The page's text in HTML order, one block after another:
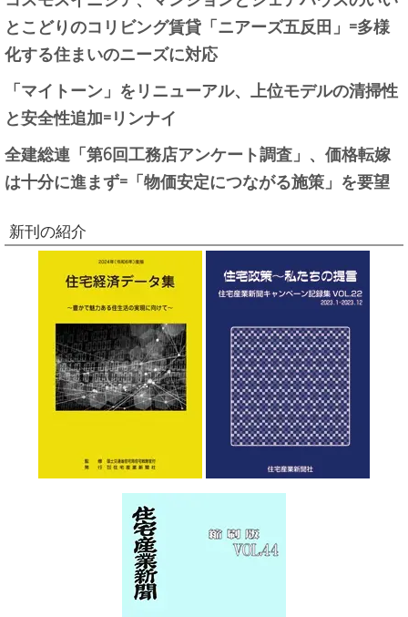
とこどりのコリビング賃貸「ニアーズ五反田」=多様
化する住まいのニーズに対応
「マイトーン」をリニューアル、上位モデルの清掃性
と安全性追加=リンナイ
全建総連「第6回工務店アンケート調査」、価格転嫁
は十分に進まず=「物価安定につながる施策」を要望
新刊の紹介